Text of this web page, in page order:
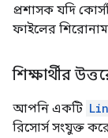
প্রশাসক যদি
ফাইলের
শিক্ষার্থীর
আপনি একটি
রিসোর্স সংযুক্ত